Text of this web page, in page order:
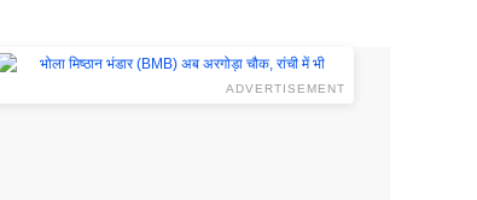
ADVERTISEMENT